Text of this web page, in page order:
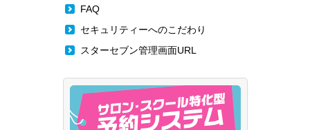
FAQ
セキュリティーへのこだわり
スターセブン管理画面URL